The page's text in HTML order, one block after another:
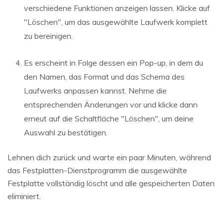
verschiedene Funktionen anzeigen lassen. Klicke auf
"Löschen", um das ausgewählte Laufwerk komplett
zu bereinigen.
Es erscheint in Folge dessen ein Pop-up, in dem du
den Namen, das Format und das Schema des
Laufwerks anpassen kannst. Nehme die
entsprechenden Änderungen vor und klicke dann
erneut auf die Schaltfläche "Löschen", um deine
Auswahl zu bestätigen.
Lehnen dich zurück und warte ein paar Minuten, während
das Festplatten-Dienstprogramm die ausgewählte
Festplatte vollständig löscht und alle gespeicherten Daten
eliminiert.